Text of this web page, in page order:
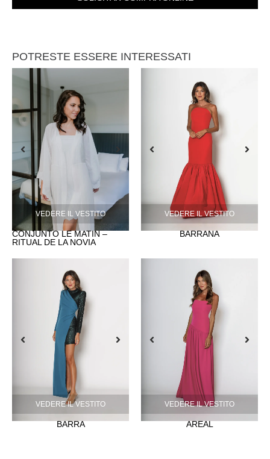
POTRESTE ESSERE INTERESSATI
VEDERE IL VESTITO
CONJUNTO LE MATIN –
RITUAL DE LA NOVIA
VEDERE IL VESTITO
BARRAÑA
VEDERE IL VESTITO
BARRA
VEDERE IL VESTITO
AREAL